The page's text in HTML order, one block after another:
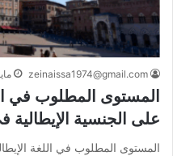
zeinaissa1974@gmail.com مايو 22,
المستوى المطلوب في
على الجنسية الإيطالية في
المستوى المطلوب في اللغة